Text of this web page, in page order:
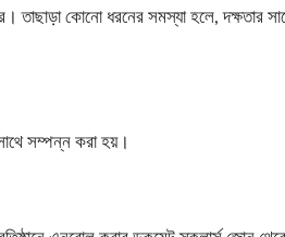
কোনো ধরনের সমস্যা হলে, দক্ষতার সাথে
সম্পন্ন করা হয়।